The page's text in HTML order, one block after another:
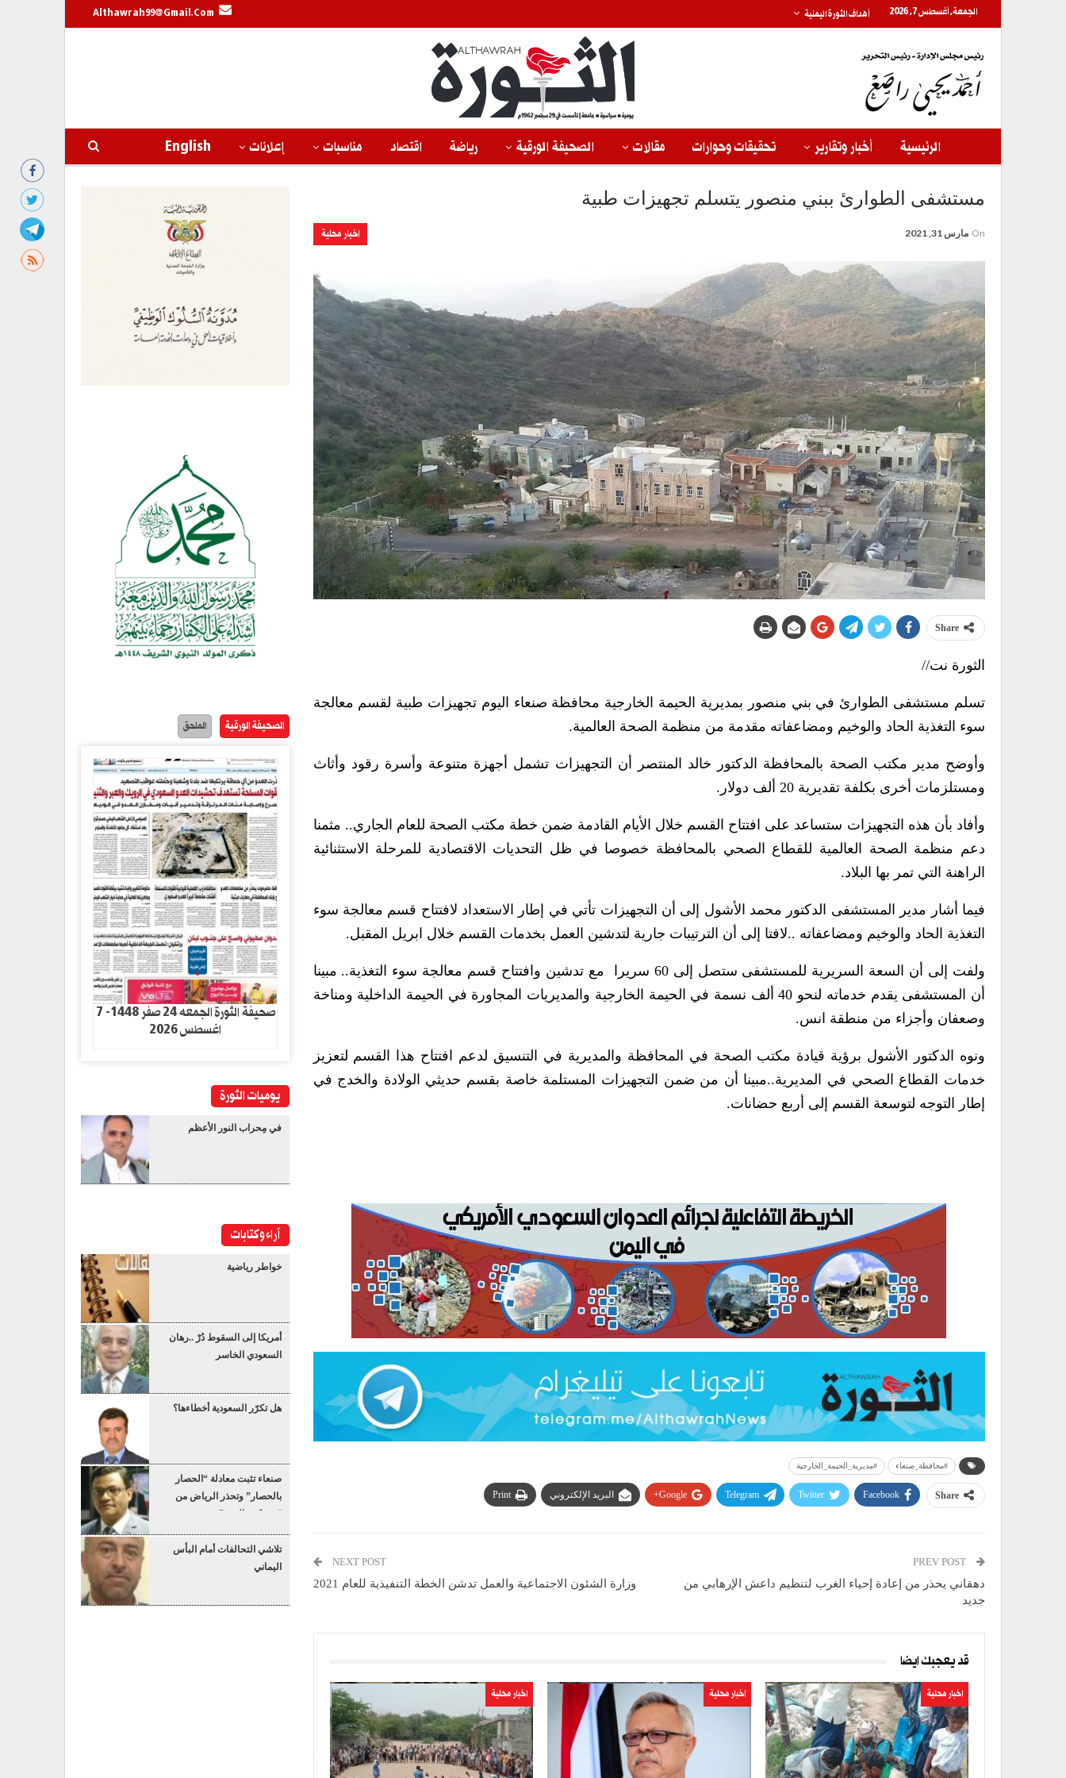
الجمعة, أغسطس 7, 2026 أهداف الثورة اليمنية Althawrah99@gmail.com
الرئيسية أخبار وتقارير تحقيقات وحوارات مقالات الصحيفة الورقية رياضة اقتصاد مناسبات إعلانات English
مستشفى الطوارئ ببني منصور يتسلم تجهيزات طبية
اخبار محلية On مارس 31, 2021
Share
الثورة نت//
تسلم مستشفى الطوارئ في بني منصور بمديرية الحيمة الخارجية محافظة صنعاء اليوم تجهيزات طبية لقسم معالجة
سوء التغذية الحاد والوخيم ومضاعفاته مقدمة من منظمة الصحة العالمية.
وأوضح مدير مكتب الصحة بالمحافظة الدكتور خالد المنتصر أن التجهيزات تشمل أجهزة متنوعة وأسرة رقود وأثاث
ومستلزمات أخرى بكلفة تقديرية 20 ألف دولار.
وأفاد بأن هذه التجهيزات ستساعد على افتتاح القسم خلال الأيام القادمة ضمن خطة مكتب الصحة للعام الجاري.. مثمنا
دعم منظمة الصحة العالمية للقطاع الصحي بالمحافظة خصوصا في ظل التحديات الاقتصادية للمرحلة الاستثنائية
الراهنة التي تمر بها البلاد.
فيما أشار مدير المستشفى الدكتور محمد الأشول إلى أن التجهيزات تأتي في إطار الاستعداد لافتتاح قسم معالجة سوء
التغذية الحاد والوخيم ومضاعفاته ..لافتا إلى أن الترتيبات جارية لتدشين العمل بخدمات القسم خلال ابريل المقبل.
ولفت إلى أن السعة السريرية للمستشفى ستصل إلى 60 سريرا مع تدشين وافتتاح قسم معالجة سوء التغذية.. مبينا
أن المستشفى يقدم خدماته لنحو 40 ألف نسمة في الحيمة الخارجية والمديريات المجاورة في الحيمة الداخلية ومناخة
وصعفان وأجزاء من منطقة انس.
ونوه الدكتور الأشول برؤية قيادة مكتب الصحة في المحافظة والمديرية في التنسيق لدعم افتتاح هذا القسم لتعزيز
خدمات القطاع الصحي في المديرية..مبينا أن من ضمن التجهيزات المستلمة خاصة بقسم حديثي الولادة والخدج في
إطار التوجه لتوسعة القسم إلى أربع حضانات.
#محافظة_صنعاء #مديرية_الحيمة_الخارجية
Share
Facebook
Twitter
Telegram
Google+ البريد الإلكتروني Print
دهقاني يحذر من إعادة إحياء الغرب لتنظيم داعش الإرهابي من
جديد
NEXT POST
وزارة الشئون الاجتماعية والعمل تدشن الخطة التنفيذية للعام 2021
قد يعجبك ايضا
اخبار محلية اخبار محلية اخبار محلية
الصحيفة الورقية الملحق
صحيفة الثورة الجمعه 24 صفر 1448- 7
اغسطس 2026
يوميات الثورة
في مِحراب النور الأعظم
آراء وكتابات
خواطر رياضية
أمريكا إلى السقوط دُرْ ..رهان
السعودي الخاسر
هل تكرّر السعودية أخطاءها؟
صنعاء تثبت معادلة “الحصار
بالحصار” وتحذر الرياض من
“عسكرة البحر”
تلاشي التحالفات أمام البأس
اليماني